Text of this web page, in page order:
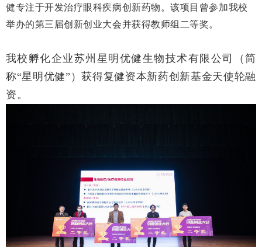
健专注于开发治疗眼科疾病创新药物。该项目曾参加我校
举办的第三届创新创业大会并获得教师组二等奖。
我校孵化企业苏州星明优健生物技术有限公司（简
称“星明优健”）获得复健资本新药创新基金天使轮融
资。